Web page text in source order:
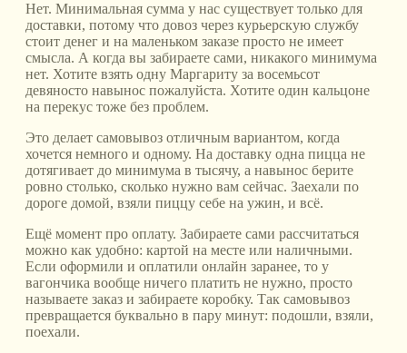
Нет. Минимальная сумма у нас существует только для
доставки, потому что довоз через курьерскую службу
стоит денег и на маленьком заказе просто не имеет
смысла. А когда вы забираете сами, никакого минимума
нет. Хотите взять одну Маргариту за восемьсот
девяносто навынос пожалуйста. Хотите один кальцоне
на перекус тоже без проблем.
Это делает самовывоз отличным вариантом, когда
хочется немного и одному. На доставку одна пицца не
дотягивает до минимума в тысячу, а навынос берите
ровно столько, сколько нужно вам сейчас. Заехали по
дороге домой, взяли пиццу себе на ужин, и всё.
Ещё момент про оплату. Забираете сами рассчитаться
можно как удобно: картой на месте или наличными.
Если оформили и оплатили онлайн заранее, то у
вагончика вообще ничего платить не нужно, просто
называете заказ и забираете коробку. Так самовывоз
превращается буквально в пару минут: подошли, взяли,
поехали.